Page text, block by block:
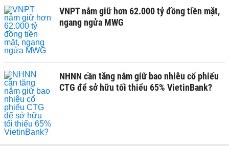
VNPT nắm giữ hơn 62.000 tỷ đồng tiền mặt,
ngang ngửa MWG
NHNN cần tăng nắm giữ bao nhiêu cổ phiếu
CTG để sở hữu tối thiểu 65% VietinBank?